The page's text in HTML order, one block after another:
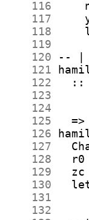
    116
    117
    118
    119
    120
    121
    122
    123
    124
    125
    126
    127
    128
    129
    130
    131
    132